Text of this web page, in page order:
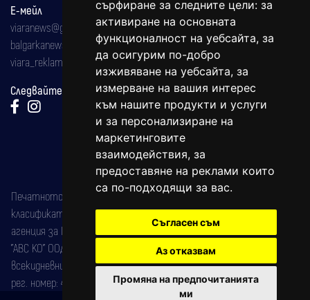
сърфиране за следните цели: за
активиране на основната
функционалност на уебсайта, за
да осигурим по-добро
изживяване на уебсайта, за
измерване на вашия интерес
към нашите продукти и услуги
и за персонализиране на
маркетинговите
взаимодействия, за
предоставяне на реклами които
са по-подходящи за вас.
Съгласен съм
Аз отказвам
Промяна на предпочитанията
ми
Е-мейл
viaranews@gmail.com
balgarkanews@gmail.com
viara_reklama@mail.bg
Следвайте ни:
Печатното издание на вестника е регистрирано в националния
класификатор на печатните издания (Българска национална
агенция за ISSN) под номер: ISSN 1312-4722.
"АВС КО" ООД е притежател на марката: Вяра информационен
всекидневник на югозападна България, със свидетелство за марка
рег. номер: 47857/11.05.2004 година.